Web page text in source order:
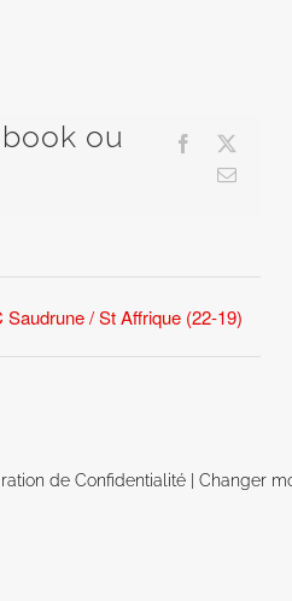
ou
Facebook
Email
Saudrune / St Affrique (22-19)
de Confidentialité |Changer